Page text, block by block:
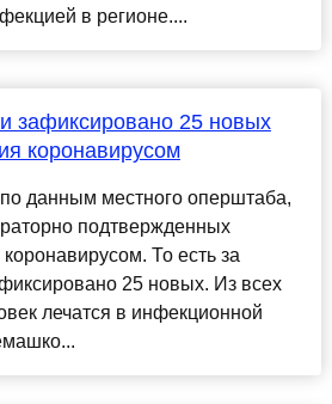
в регионе....
зафиксировано 25 новых
коронавирусом
по данным местного оперштаба,
подтвержденных
То есть за
25 новых. Из всех
лечатся в инфекционной